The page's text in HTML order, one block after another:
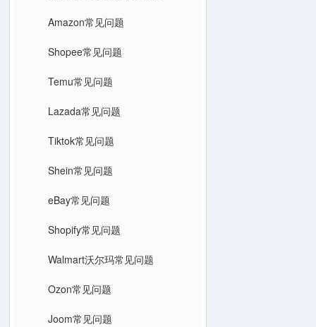
Amazon常见问题
Shopee常见问题
Temu常见问题
Lazada常见问题
Tiktok常见问题
Shein常见问题
eBay常见问题
Shopify常见问题
Walmart沃尔玛常见问题
Ozon常见问题
Joom常见问题